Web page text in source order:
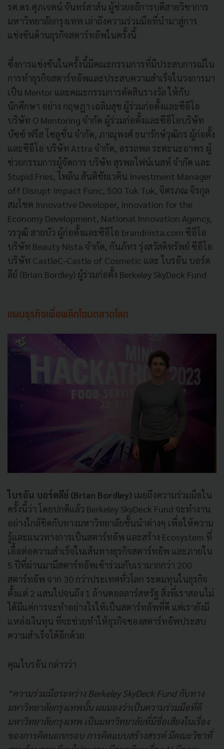
รศ.ดร.ศุภเจตน์ จันทร์สาส์น ผู้ช่วยอธิการบดีสายวิชาการ
มหาวิทยาลัยกรุงเทพ เล่าถึงความร่วมมือที่นำมาสู่การ
แข่งขันด้านธุรกิจสตาร์ทอัพในครั้งนี้
ซึ่งการแข่งขันในครั้งนี้มีคณะกรรมการที่มีประสบการณ์ใน
การทำธุรกิจสตาร์ทอัพและประสบความสำเร็จในวงการมา
เป็น Mentor และคณะกรรมการตัดสินรางวัล ให้กับ
นักศึกษา อย่าง กฤษฎา เฉลิมสุข ผู้ร่วมก่อตั้งและซีอีโอ
บริษัท O Mentoring จำกัด ผู้ร่วมก่อตั้งและซีอีโอบริษัท
บัซซ์ ฟรีส โซลูชั่น จำกัด, ภาณุพงศ์ ธนารักษ์วุฒิกร ผู้ก่อตั้ง
และซีอีโอ บริษัท Attra จำกัด, อรรถพล ระตะนะอาพร ผู้
ช่วยกรรมการผู้จัดการ บริษัท สุรพลไฟน์เนสท์ จำกัด และ
Stupid Fries, ไพลิน สันติชัยเวคิน Investment Manager
off Disrupt Impact Func, 500 Tuk Tuk, จิตรภณ จิรกุล
สมโชค Innovative Developer, Innovation for the
Economy Development, National Innovation Agency,
วรวุฒิ สายบัว ผู้ก่อตั้งและซีอีโอ brandnista.com ซีอีโอ
บริษัท Beauty Nista จำกัด, กันภัทร รุ่งสวัสดิทรัพย์ ซีอีโอ
บริษัท CastleC-Castle of Cosmetic และ ไบรอัน บอร์ด
ลีย์ (Brian Bordley) ผู้ร่วมก่อตั้ง Berkeley SkyDeck Fund
แผนธุรกิจเพื่อพลิกโฉมตลาดโลก
ไบรอัน บอร์ดลีย์ (Brian Bordley) เผยถึงความร่วมมือใน
ครั้งนี้ว่า โดยปกติแล้ว Berkeley SkyDeck Fund จะทำงาน
อย่างใกล้ชิดกับทางมหาวิทยาลัยชั้นนำต่างๆ เพื่อให้ความ
รู้และแนวทางการเป็นสตาร์ทอัพ และสร้าง Ecosystem ที่
เอื้อต่อความสำเร็จในเส้นทางธุรกิจสตาร์ทอัพ และภายใน
5 ปีที่ผ่านมามีสตาร์ทอัพเข้าร่วมกับเรามากกว่า 200
สตาร์ทอัพ จาก 30 กว่าประเทศทั่วโลก ระดมทุนในธุรกิจ
ตั้งแต่ 2 แสนไปจนถึง 1 ล้านดอลลาร์สหรัฐ สิ่งที่เราสอนไม่
ได้มีแค่การจะทำอย่างไรให้เป็นสตาร์ทอัพที่ดี แต่เรายังมี
แหล่งเงินทุน ที่จะช่วยทำให้ธุรกิจของสตาร์ทอัพประสบ
ความสำเร็จได้อีกด้วย
คุณไบรอัน กล่าวว่า
“ความร่วมมือระหว่าง Berkeley SkyDeck Fund กับทาง
มหาวิทยาลัยกรุงเทพนั้น ผมมองว่าเป็นความร่วมมือที่ดี
มหาวิทยาลัยกรุงเทพ เป็นมหาวิทยาลัยที่มีชื่อเสียงในเรื่อง
ของการคิดนอกกรอบ การคิดแบบสร้างสรรค์ มีคณะวิชาที่